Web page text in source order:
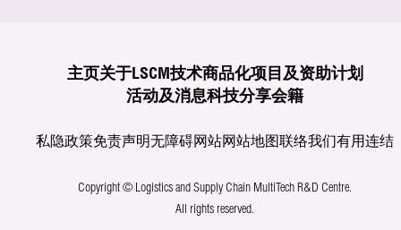
主页关于LSCM技术商品化项目及资助计划
活动及消息科技分享会籍
私隐政策免责声明无障碍网站网站地图联络我们有用连结
Copyright © Logistics and Supply Chain MultiTech R&D Centre.
All rights reserved.